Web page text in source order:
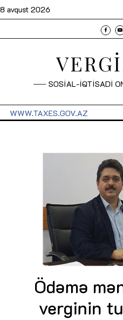
8 avqust 2026
SOSİAL-İQTİSADİ
WWW.TAXES.GOV.AZ
Ödəmə
verginin